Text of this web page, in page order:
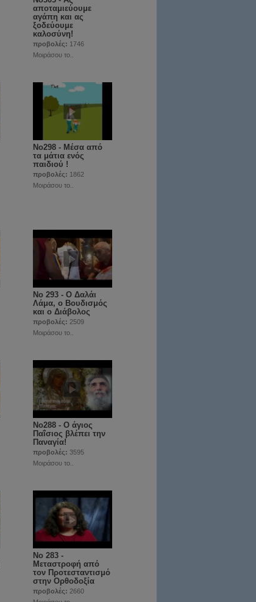
αποταμιεύουμε
αγάπη και ας
ξοδεύουμε
καλοσύνη!
προβολές: 1746
Μοιράσου το..
No298 - Μέσα από
τα μάτια ενός
παιδιού !
προβολές: 1862
Μοιράσου το..
Νο 293 - Ο Δαλάι
Λάμα, ο Βουδισμός
και ο Διάβολος
προβολές: 2509
Μοιράσου το..
No288 - Ο άγιος
Παΐσιος βλέπει την
Παναγία!
προβολές: 3595
Μοιράσου το..
Νο 283 -
Μεταστροφή από
τον Προτεσταντισμό
στην Ορθοδοξία
προβολές: 2660